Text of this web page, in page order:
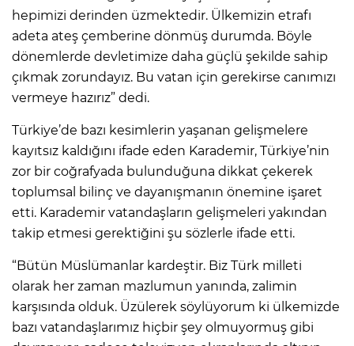
hepimizi derinden üzmektedir. Ülkemizin etrafı
adeta ateş çemberine dönmüş durumda. Böyle
dönemlerde devletimize daha güçlü şekilde sahip
çıkmak zorundayız. Bu vatan için gerekirse canımızı
vermeye hazırız” dedi.
Türkiye’de bazı kesimlerin yaşanan gelişmelere
kayıtsız kaldığını ifade eden Karademir, Türkiye’nin
zor bir coğrafyada bulunduğuna dikkat çekerek
toplumsal bilinç ve dayanışmanın önemine işaret
etti. Karademir vatandaşların gelişmeleri yakından
takip etmesi gerektiğini şu sözlerle ifade etti.
“Bütün Müslümanlar kardeştir. Biz Türk milleti
olarak her zaman mazlumun yanında, zalimin
karşısında olduk. Üzülerek söylüyorum ki ülkemizde
bazı vatandaşlarımız hiçbir şey olmuyormuş gibi